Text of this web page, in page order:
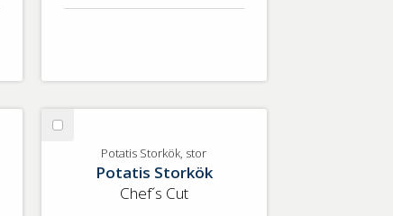
Välj
Storkök,
Potatis Storkök, stor
Potatis Storkök
Chef´s Cut